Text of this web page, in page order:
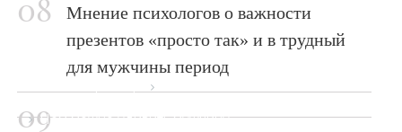
Чем можно удивить мужчину
Мнение психологов о важности
презентов «просто так» и в трудный
для мужчины период